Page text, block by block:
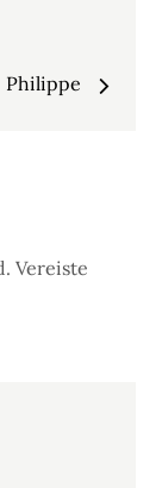
Philippe
Vereiste